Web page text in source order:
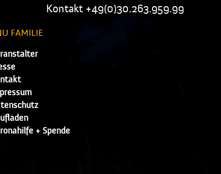
Kontakt +49(0)30.263.959.99
FAMILIE
+ Spende